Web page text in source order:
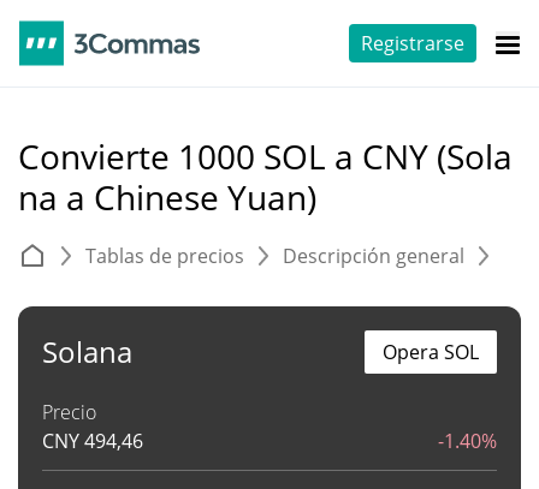
Registrarse
Convierte 1000 SOL a CNY (Sola
na a Chinese Yuan)
Tablas de precios Descripción general
Solana
Precio
CNY494,46 -1.40%
Opera SOL